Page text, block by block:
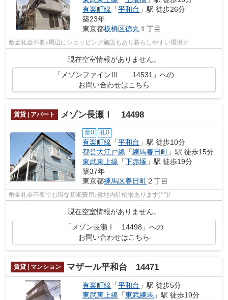
有楽町線 「平和台 」駅 徒歩26分
築23年
東京都板橋区徳丸１丁目
敷金礼金不要♪周辺にショッピング施設もあり暮らしやすい環境☆
現在空室情報がありません。
「メゾンファインⅢ 14531」への
お問い合わせはこちら
賃貸 | アパート メゾン長瀬Ⅰ 14498
敷0 礼0
有楽町線 「平和台 」駅 徒歩10分
都営大江戸線 「練馬春日町 」駅 徒歩15分
東武東上線 「下赤塚 」駅 徒歩19分
築37年
東京都練馬区春日町２丁目
敷金礼金不要でお得な初期費用♪敷地内駐輪場あります(^^)/
現在空室情報がありません。
「メゾン長瀬Ⅰ 14498」への
お問い合わせはこちら
賃貸 | マンション マザール平和台 14471
有楽町線 「平和台 」駅 徒歩5分
東武東上線 「東武練馬 」駅 徒歩19分